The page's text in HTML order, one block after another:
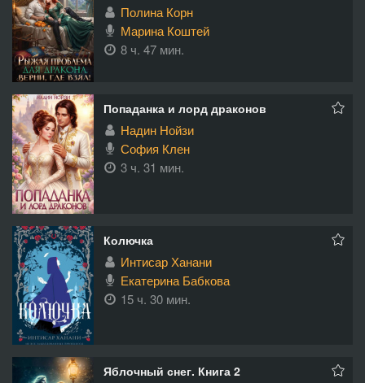
Полина Корн
Марина Коштей
8 ч. 47 мин.
Попаданка и лорд драконов
Надин Нойзи
София Клен
3 ч. 31 мин.
Колючка
Интисар Ханани
Екатерина Бабкова
15 ч. 30 мин.
Яблочный снег. Книга 2